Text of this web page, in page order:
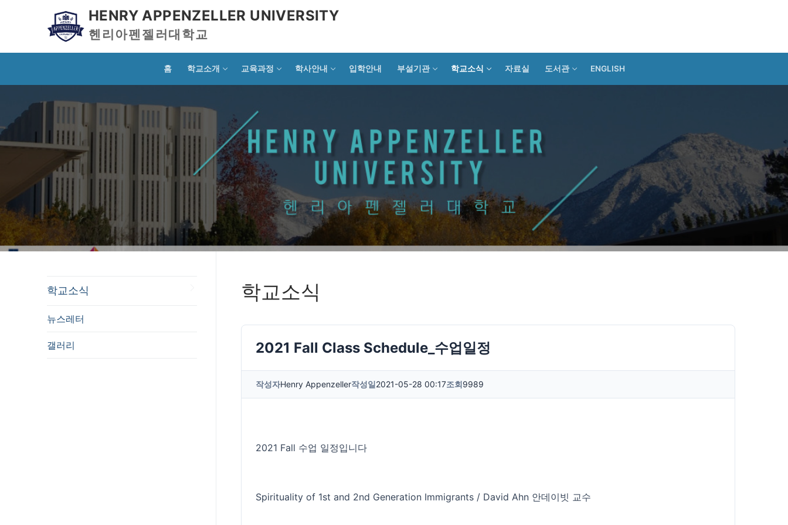
HENRY APPENZELLER UNIVERSITY
헨리아펜젤러대학교
홈 학교소개 교육과정 학사안내 입학안내 부설기관 학교소식 자료실 도서관 ENGLISH
학교소식
2021 Fall Class Schedule_수업일정
작성자Henry Appenzeller작성일2021-05-28 00:17조회9989
2021 Fall 수업 일정입니다
Spirituality of 1st and 2nd Generation Immigrants / David Ahn 안데이빗 교수
학교소식
뉴스레터
갤러리